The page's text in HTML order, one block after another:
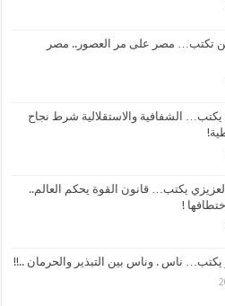
تكتب… مصر على مر العصور.. مصر
يكتب… الشفافية والاستقلالية شرط نجاح
يكتب… قانون القوة يحكم العالم..
!
يكتب… ناس . وناس بين التبذير والحرمان ..!!